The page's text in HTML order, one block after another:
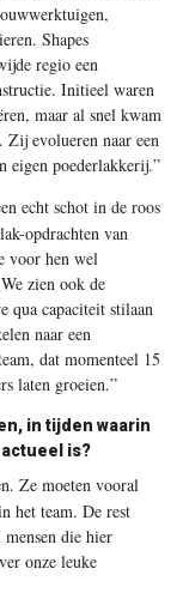
Shapes
regio een
Initieel waren
maar al snel kwam
Zij evolueren naar een
eigen poederlakkerij.”
echt schot in de roos
opdrachten van
voor hen wel
zien ook de
qua capaciteit stilaan
naar een
dat momenteel 15
laten groeien.”
in tijden waarin
is?
Ze moeten vooral
het team. De rest
die hier
onze leuke